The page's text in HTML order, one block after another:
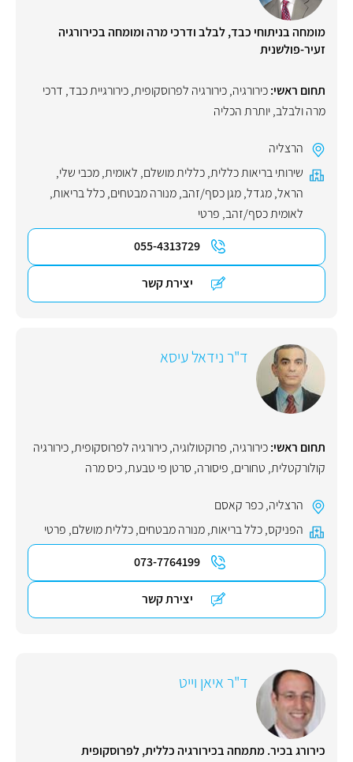
מומחה בניתוחי כבד, לבלב ודרכי מרה ומומחה בכירורגיה
זעיר-פולשנית
תחום ראשי:כירורגיה,כירורגיה לפרוסקופית,כירורגיית כבד, דרכי
מרה ולבלב,יותרת הכליה
הרצליה
שירותי בריאות כללית,כללית מושלם, לאומית,מכבי שלי,
הראל,מגדל,מגן כסף/זהב,מנורה מבטחים,כלל בריאות,
לאומית כסף/זהב, פרטי
055-4313729
יצירת קשר
ד"ר נידאל עיסא
תחום ראשי:כירורגיה, פרוקטולוגיה,כירורגיה לפרוסקופית,כירורגיה
קולורקטלית, טחורים, פיסורה, סרטן פי טבעת,כיס מרה
הרצליה,כפר קאסם
הפניקס,כלל בריאות,מנורה מבטחים,כללית מושלם, פרטי
073-7764199
יצירת קשר
ד"ר איאן וייט
כירורג בכיר. מתמחה בכירורגיה כללית, לפרוסקופית